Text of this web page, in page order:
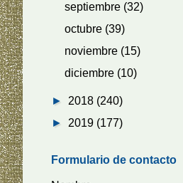
septiembre (32)
octubre (39)
noviembre (15)
diciembre (10)
► 2018 (240)
► 2019 (177)
Formulario de contacto